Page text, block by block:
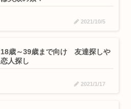
2021/10/5
18歳～39歳まで向け 友達探しや
恋人探し
2021/1/17